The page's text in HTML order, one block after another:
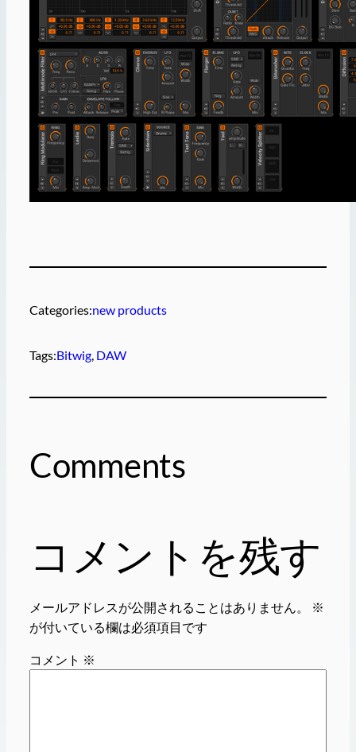
Categories:new products
Tags:Bitwig, DAW
Comments
コメントを残す
メールアドレスが公開されることはありません。
※
が付いている欄は必須項目です
コメント ※